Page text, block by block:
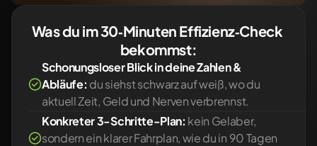
Was du im 30‑Minuten Effizienz‑Check
bekommst:
Schonungsloser Blick in deine Zahlen &
Abläufe: du siehst schwarz auf weiß, wo du
aktuell Zeit, Geld und Nerven verbrennst.
Konkreter 3-Schritte-Plan: kein Gelaber,
sondern ein klarer Fahrplan, wie du in 90 Tagen